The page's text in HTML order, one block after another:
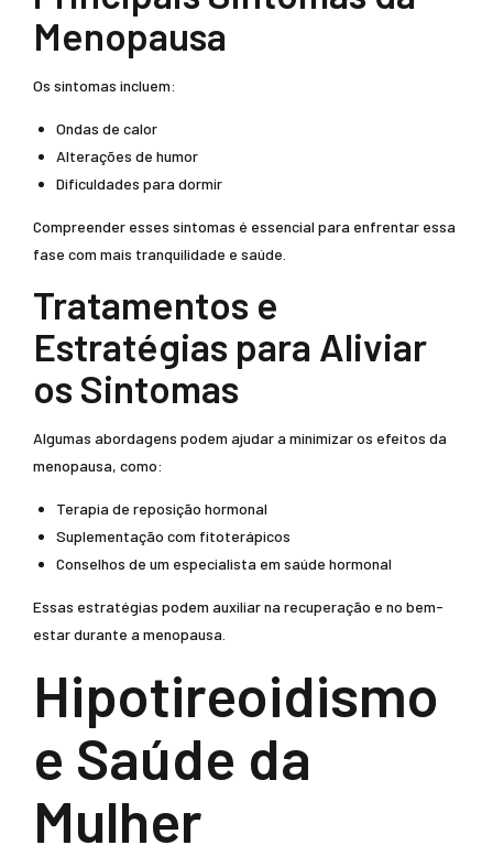
Menopausa
Os sintomas incluem:
Ondas de calor
Alterações de humor
Dificuldades para dormir
Compreender esses sintomas é essencial para enfrentar essa
fase com mais tranquilidade e saúde.
Tratamentos e
Estratégias para Aliviar
os Sintomas
Algumas abordagens podem ajudar a minimizar os efeitos da
menopausa, como:
Terapia de reposição hormonal
Suplementação com fitoterápicos
Conselhos de um especialista em saúde hormonal
Essas estratégias podem auxiliar na recuperação e no bem-
estar durante a menopausa.
Hipotireoidismo
e Saúde da
Mulher